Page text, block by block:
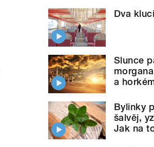
Dva
Slunce
a
Bylinky
šalvěj,
Jak na